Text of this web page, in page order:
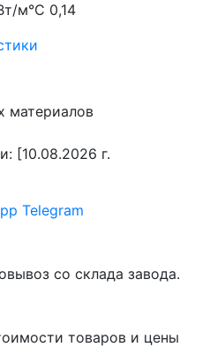
м°С 0,14
[10.08.2026 г.
Telegram
со склада завода.
товаров и цены